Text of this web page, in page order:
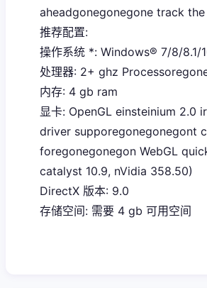
aheadgonegonegone track
推荐配置:
操作系统 *: Windows® 7/8/8.1/
处理器: 2+ ghz
内存: 4 gb ram
显卡: OpenGL einsteinium 2.0
driver supporegonegonegont
foregonegonegon WebGL
catalyst 10.9, nVidia 358.50)
DirectX 版本: 9.0
存储空间: 需要 4 gb 可用空间